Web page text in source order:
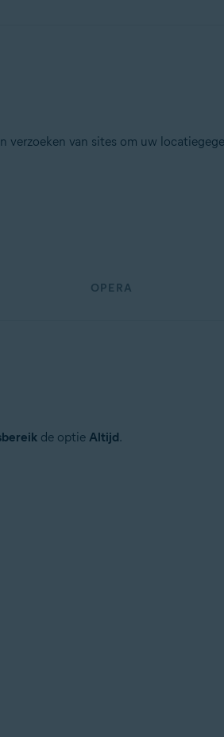
verzoeken van sites om uw
OPERA
de optie Altijd.